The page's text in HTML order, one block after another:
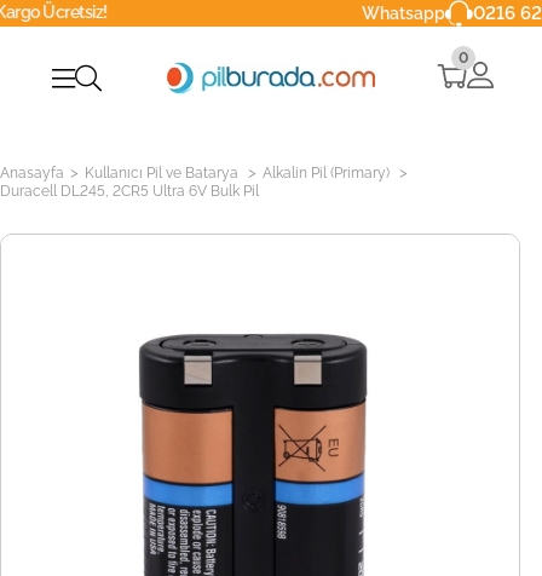
Whatsapp 0216 629 90
0
Anasayfa > Kullanıcı Pil ve Batarya > Alkalin Pil (Primary) >
Duracell DL245, 2CR5 Ultra 6V Bulk Pil